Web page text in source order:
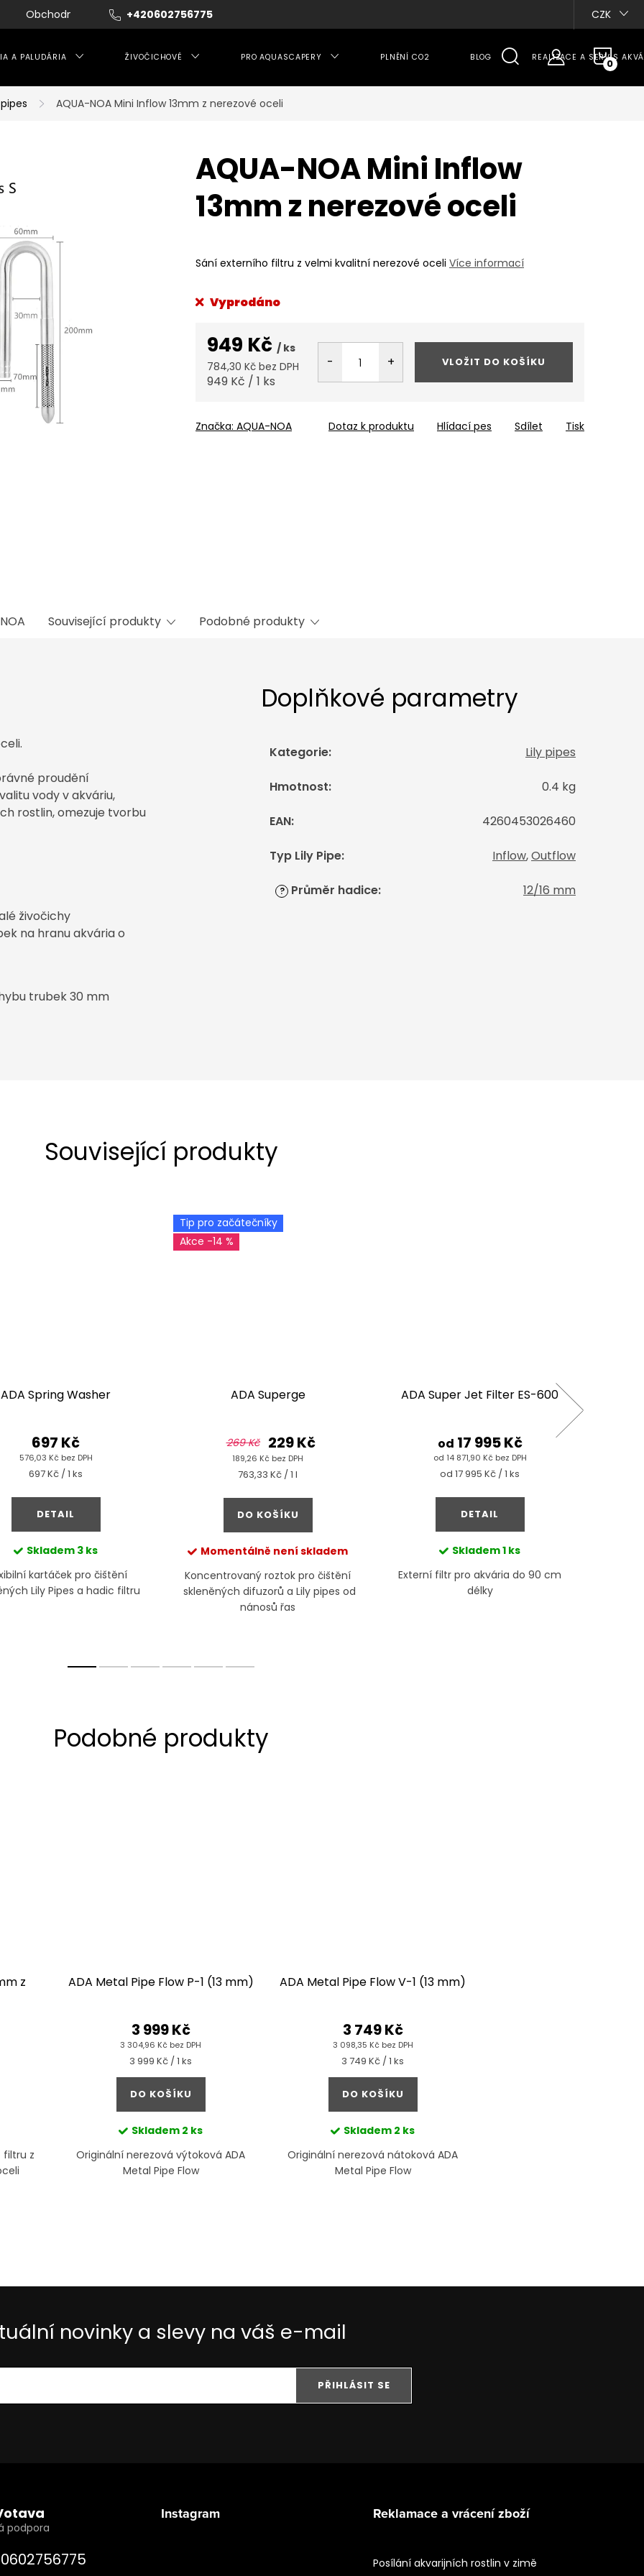
+420602756775
Obchodní podmínky Moje objednávka CZK
A PALUDÁRIA ŽIVOČICHOVÉ PRO AQUASCAPERY PLNĚNÍ CO2 BLOG REALIZACE A SERVIS
AQUA-NOA Mini Inflow 13mm z nerezové oceli
AQUA-NOA Mini Inflow
13mm z nerezové oceli
Sání externího filtru z velmi kvalitní nerezové oceli Více informací
Vyprodáno
949 Kč / ks
784,30 Kč bez DPH
Měrná
949 Kč / 1 ks
VLOŽIT DO KOŠÍKU
Značka: AQUA-NOA Tisk
Dotaz k produktu Hlídací pes Sdílet
Související produkty Podobné produkty
proudění
vody v akváriu,
rostlin, omezuje tvorbu
živočichy
na hranu akvária o
trubek 30 mm
Doplňkové parametry
Kategorie: Lily pipes
Hmotnost: 0.4 kg
EAN: 4260453026460
Typ Lily Pipe: Inflow,Outflow
? Průměr hadice: 12/16 mm
Související produkty
ADA Spring Washer
576,03 Kč bez DPH
697 Kč
Měrná
697 Kč / 1 ks
DETAIL
Skladem 3 ks
kartáček pro čištění
Lily Pipes a hadic filtru
Tip pro začátečníky
-14 %
ADA Superge
269 Kč
189,26 Kč bez DPH
229 Kč
Měrná
763,33 Kč / 1 l
DO KOŠÍKU
Momentálně není skladem
Koncentrovaný roztok pro čištění
skleněných difuzorů a Lily pipes od
nánosů řas
ADA Super Jet Filter ES-600
od 14 871,90 Kč bez DPH
od 17 995 Kč
Měrná
od 17 995 Kč / 1 ks
DETAIL
Skladem1 ks
Externí filtr pro akvária do 90 cm
délky
z
filtru z
ADA Metal Pipe Flow P-1 (13 mm)
3 304,96 Kč bez DPH
3 999 Kč
Měrná
cena:
3 999 Kč / 1 ks
DO KOŠÍKU
Skladem 2 ks
Originální nerezová výtoková ADA
Metal Pipe Flow
ADA Metal Pipe Flow V-1 (13 mm)
3 098,35 Kč bez DPH
3 749 Kč
Měrná
cena:
3 749 Kč / 1 ks
DO KOŠÍKU
Skladem 2 ks
Originální nerezová nátoková ADA
Metal Pipe Flow
novinky a slevy na váš e-mail
PŘIHLÁSIT SE
Instagram Reklamace a vrácení zboží
Posílání akvarijních rostlin v zimě